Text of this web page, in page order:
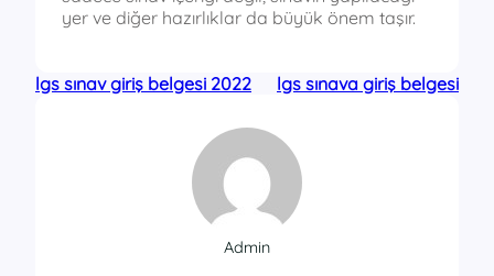
yer ve diğer hazırlıklar da büyük önem taşır.
lgs sınav giriş belgesi 2022 lgs sınava giriş belgesi
Admin